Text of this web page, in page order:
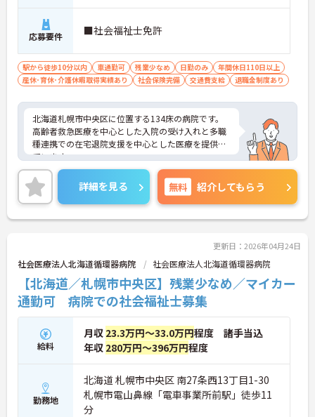
応募要件 ■社会福祉士免許
駅から徒歩10分以内 車通勤可 残業少なめ 日勤のみ
年間休日110日以上
産休･育休･介護休暇取得実績あり
社会保険完備 交通費支給 退職金制度あり
北海道札幌市中央区に位置する134床の病院です。
高齢者救急医療を中心とした入院の受け入れと多職
種連携での在宅退院支援を中心とした医療を提供し
ています。
残業も少なめ、年間休日110日あり、メリハリ付け
ご就業いただけます。
ご興味ある方には、面接対策ポイントなど、さらに
詳細をお話しいたしますのでお気軽にご相談くださ
い！
詳細を見る 無料 紹介してもらう
更新日：2026年04月24日
社会医療法人北海道循環器病院 社会医療法人北海道循環器病院
【北海道／札幌市中央区】残業少なめ／マイカー
通勤可 病院での社会福祉士募集
給料
月収 23.3万円～33.0万円程度 諸手当込
年収 280万円～396万円程度
勤務地
北海道 札幌市中央区 南27条西13丁目1-30
札幌市電山鼻線「電車事業所前駅」徒歩11
分